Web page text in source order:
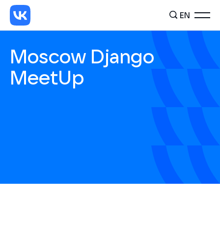
EN
Moscow Django
MeetUp